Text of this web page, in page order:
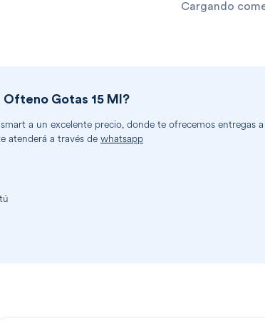
Cargando
Ofteno Gotas 15 Ml ?
a un excelente precio, donde te ofrecemos entregas
atenderá a través de whatsapp